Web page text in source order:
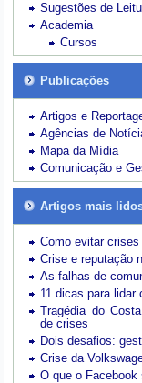
Sugestões de
Academia
Cursos
Publicações
Artigos e
Agências de
Mapa da Mídia
Comunicação e
Artigos mais
Como evitar
Crise e reputação
As falhas de
11 dicas para
Tragédia do
de crises
Dois desafios:
Crise da
O que o